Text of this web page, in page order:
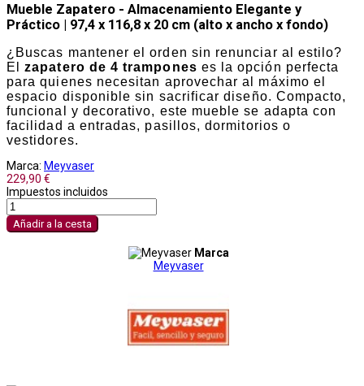
Mueble Zapatero - Almacenamiento Elegante y
Práctico | 97,4 x 116,8 x 20 cm (alto x ancho x fondo)
¿Buscas mantener el orden sin renunciar al estilo?
Elzapatero de 4 trampones es la opción perfecta
para quienes necesitan aprovechar al máximo el
espacio disponible sin sacrificar diseño. Compacto,
funcional y decorativo, este mueble se adapta con
facilidad a entradas, pasillos, dormitorios o
vestidores.
Marca: Meyvaser
229,90 €
Impuestos incluidos
Añadir a la cesta
Marca
Meyvaser